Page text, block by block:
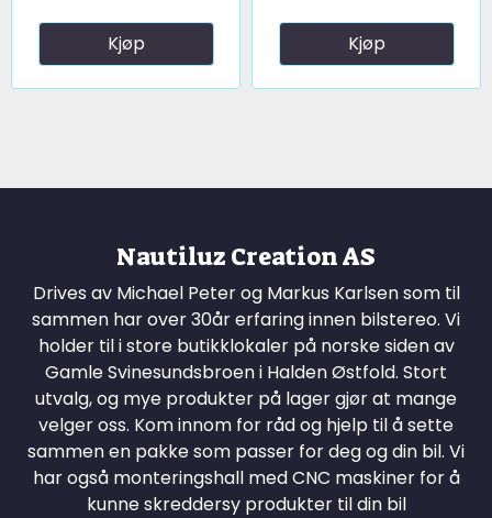
Kjøp Kjøp
Nautiluz Creation AS
Drives av Michael Peter og Markus Karlsen som til
sammen har over 30år erfaring innen bilstereo. Vi
holder til i store butikklokaler på norske siden av
Gamle Svinesundsbroen i Halden Østfold. Stort
utvalg, og mye produkter på lager gjør at mange
velger oss. Kom innom for råd og hjelp til å sette
sammen en pakke som passer for deg og din bil. Vi
har også monteringshall med CNC maskiner for å
kunne skreddersy produkter til din bil